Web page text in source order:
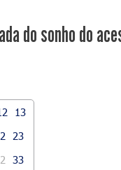
do sonho do
13
23
33